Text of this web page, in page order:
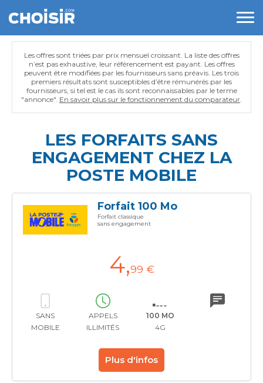
Les offres sont triées par prix mensuel croissant. La liste des offres
n’est pas exhaustive, leur référencement est payant. Les offres
peuvent être modifiées par les fournisseurs sans préavis. Les trois
premiers résultats sont susceptibles d’être rémunérés par les
fournisseurs, si tel est le cas ils sont reconnaissables par le terme
"annonce". En savoir plus sur le fonctionnement du comparateur.
LES FORFAITS SANS
ENGAGEMENT CHEZ LA
POSTE MOBILE
Forfait 100 Mo
Forfait classique
sans engagement
4,99 €
SANS
MOBILE
APPELS
ILLIMITÉS
100 MO
4G
Plus d'infos